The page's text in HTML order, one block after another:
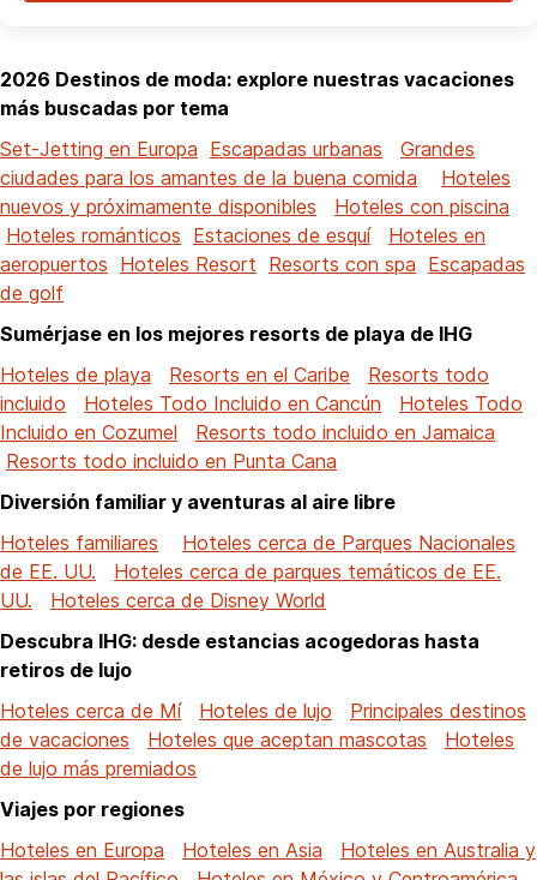
2026 Destinos de moda: explore nuestras vacaciones
más buscadas por tema
Set-Jetting en Europa Escapadas urbanas
Grandes
ciudades para los amantes de la buena comida
Hoteles
nuevos y próximamente disponibles
Hoteles con piscina
Hoteles románticos Estaciones de esquí
Hoteles en
aeropuertos Hoteles Resort Resorts con spa Escapadas
de golf
Sumérjase en los mejores resorts de playa de IHG
Hoteles de playa
Resorts en el Caribe
Resorts todo
incluido
Hoteles Todo Incluido en Cancún
Hoteles Todo
Incluido en Cozumel
Resorts todo incluido en Jamaica
Resorts todo incluido en Punta Cana
Diversión familiar y aventuras al aire libre
Hoteles familiares
Hoteles cerca de Parques Nacionales
de EE. UU.
Hoteles cerca de parques temáticos de EE.
UU.
Hoteles cerca de Disney World
Descubra IHG: desde estancias acogedoras hasta
retiros de lujo
Hoteles cerca de Mí
Hoteles de lujo
Principales destinos
de vacaciones
Hoteles que aceptan mascotas
Hoteles
de lujo más premiados
Viajes por regiones
Hoteles en Europa
Hoteles en Asia
Hoteles en Australia y